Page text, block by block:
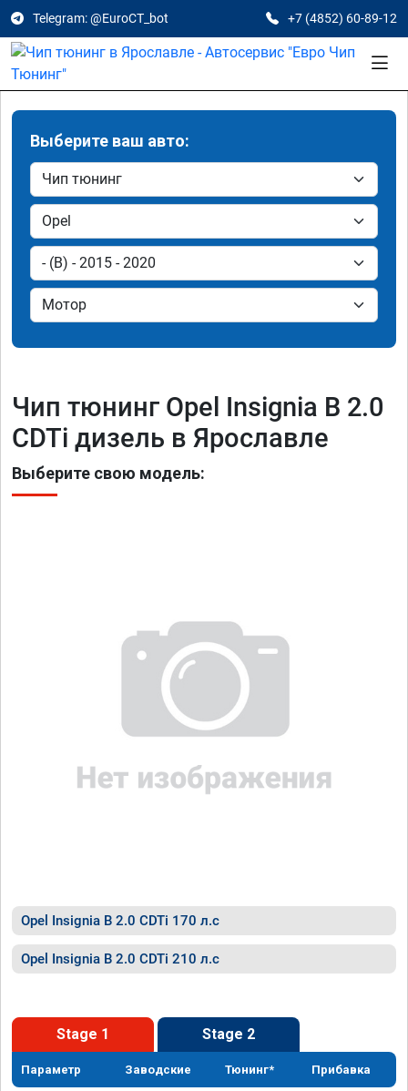
Telegram: @EuroCT_bot +7 (4852) 60-89-12
Выберите ваш авто:
Чип тюнинг Opel Insignia B 2.0
CDTi дизель в Ярославле
Выберите свою модель:
Opel Insignia B 2.0 CDTi 170 л.с
Opel Insignia B 2.0 CDTi 210 л.с
Stage 1 Stage 2
Параметр Заводские Тюнинг* Прибавка